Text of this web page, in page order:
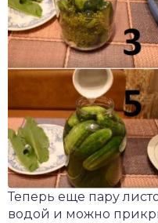
Теперь еще пару
водой и можно